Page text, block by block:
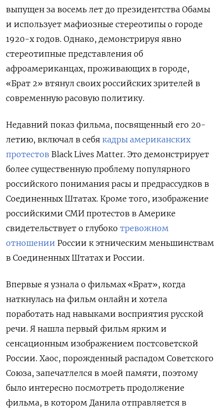
выпущен за восемь лет до президентства Обамы
и использует мафиозные стереотипы о городе
1920-х годов. Однако, демонстрируя явно
стереотипные представления об
афроамериканцах, проживающих в городе,
«Брат 2» втянул своих российских зрителей в
современную расовую политику.
Недавний показ фильма, посвященный его 20-
летию, включал в себя кадры американских
протестов Black Lives Matter. Это демонстрирует
более существенную проблему популярного
российского понимания расы и предрассудков в
Соединенных Штатах. Кроме того, изображение
российскими СМИ протестов в Америке
свидетельствует о глубоко тревожном
отношении России к этническим меньшинствам
в Соединенных Штатах и ​​России.
Впервые я узнала о фильмах «Брат», когда
наткнулась на фильм онлайн и хотела
поработать над навыками восприятия русской
речи. Я нашла первый фильм ярким и
сенсационным изображением постсоветской
России. Хаос, порожденный распадом Советского
Союза, запечатлелся в моей памяти, поэтому
было интересно посмотреть продолжение
фильма, в котором Данила отправляется в